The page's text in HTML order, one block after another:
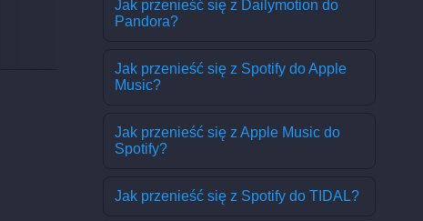
Jak przenieść się z Dailymotion do
Pandora?
Jak przenieść się z Spotify do Apple
Music?
Jak przenieść się z Apple Music do
Spotify?
Jak przenieść się z Spotify do TIDAL?